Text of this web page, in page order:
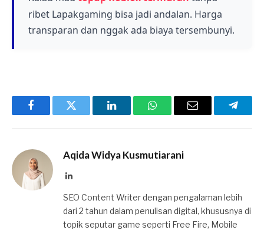
Rod Terbaik
ribet Lapakgaming bisa jadi andalan. Harga
transparan dan nggak ada biaya tersembunyi.
FacebookTwitter LinkedInWhatsAppEmail
Aqida Widya Kusmutiarani
LinkedIn
SEO Content Writer dengan pengalaman lebih
dari 2 tahun dalam penulisan digital, khususnya di
topik seputar game seperti Free Fire, Mobile